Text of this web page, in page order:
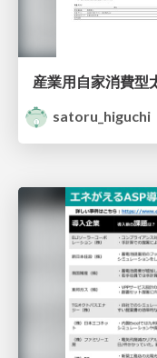
satoru_higuchi